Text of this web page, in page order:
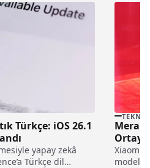
Türkçe: iOS 26.1
yapay zekâ
Türkçe dil
Ortaya